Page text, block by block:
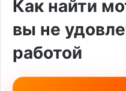
Как найти
вы не
работой